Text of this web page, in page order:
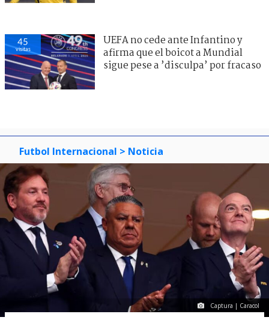
45
visitas
UEFA no cede ante Infantino y
afirma que el boicot a Mundial
sigue pese a ’disculpa’ por fracaso
Futbol Internacional > Noticia
Captura | Caracol